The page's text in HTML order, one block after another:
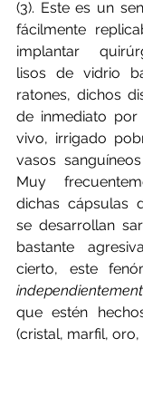
(3). Este es un
fácilmente
implantar
lisos de vidrio
ratones, dichos
de inmediato
vivo, irrigado
vasos
Muy
dichas cápsulas
se desarrollan
bastante
que estén
(cristal, marfil,